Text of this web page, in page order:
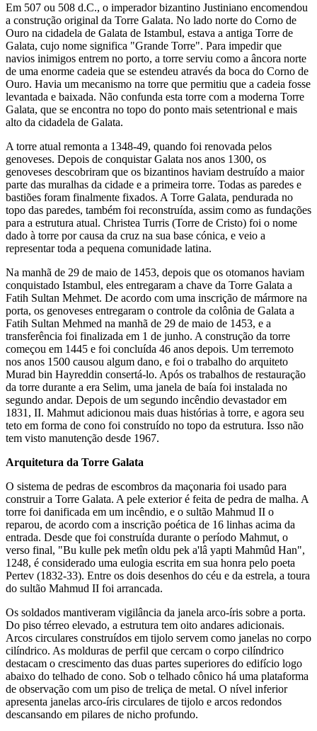
Em 507 ou 508 d.C., o imperador bizantino Justiniano encomendou
a construção original da Torre Galata. No lado norte do Corno de
Ouro na cidadela de Galata de Istambul, estava a antiga Torre de
Galata, cujo nome significa "Grande Torre". Para impedir que
navios inimigos entrem no porto, a torre serviu como a âncora norte
de uma enorme cadeia que se estendeu através da boca do Corno de
Ouro. Havia um mecanismo na torre que permitiu que a cadeia fosse
levantada e baixada. Não confunda esta torre com a moderna Torre
Galata, que se encontra no topo do ponto mais setentrional e mais
alto da cidadela de Galata.
A torre atual remonta a 1348-49, quando foi renovada pelos
genoveses. Depois de conquistar Galata nos anos 1300, os
genoveses descobriram que os bizantinos haviam destruído a maior
parte das muralhas da cidade e a primeira torre. Todas as paredes e
bastiões foram finalmente fixados. A Torre Galata, pendurada no
topo das paredes, também foi reconstruída, assim como as fundações
para a estrutura atual. Christea Turris (Torre de Cristo) foi o nome
dado à torre por causa da cruz na sua base cónica, e veio a
representar toda a pequena comunidade latina.
Na manhã de 29 de maio de 1453, depois que os otomanos haviam
conquistado Istambul, eles entregaram a chave da Torre Galata a
Fatih Sultan Mehmet. De acordo com uma inscrição de mármore na
porta, os genoveses entregaram o controle da colônia de Galata a
Fatih Sultan Mehmed na manhã de 29 de maio de 1453, e a
transferência foi finalizada em 1 de junho. A construção da torre
começou em 1445 e foi concluída 46 anos depois. Um terremoto
nos anos 1500 causou algum dano, e foi o trabalho do arquiteto
Murad bin Hayreddin consertá-lo. Após os trabalhos de restauração
da torre durante a era Selim, uma janela de baía foi instalada no
segundo andar. Depois de um segundo incêndio devastador em
1831, II. Mahmut adicionou mais duas histórias à torre, e agora seu
teto em forma de cono foi construído no topo da estrutura. Isso não
tem visto manutenção desde 1967.
Arquitetura da Torre Galata
O sistema de pedras de escombros da maçonaria foi usado para
construir a Torre Galata. A pele exterior é feita de pedra de malha. A
torre foi danificada em um incêndio, e o sultão Mahmud II o
reparou, de acordo com a inscrição poética de 16 linhas acima da
entrada. Desde que foi construída durante o período Mahmut, o
verso final, "Bu kulle pek metîn oldu pek a'lâ yapti Mahmûd Han",
1248, é considerado uma eulogia escrita em sua honra pelo poeta
Pertev (1832-33). Entre os dois desenhos do céu e da estrela, a toura
do sultão Mahmud II foi arrancada.
Os soldados mantiveram vigilância da janela arco-íris sobre a porta.
Do piso térreo elevado, a estrutura tem oito andares adicionais.
Arcos circulares construídos em tijolo servem como janelas no corpo
cilíndrico. As molduras de perfil que cercam o corpo cilíndrico
destacam o crescimento das duas partes superiores do edifício logo
abaixo do telhado de cono. Sob o telhado cônico há uma plataforma
de observação com um piso de treliça de metal. O nível inferior
apresenta janelas arco-íris circulares de tijolo e arcos redondos
descansando em pilares de nicho profundo.